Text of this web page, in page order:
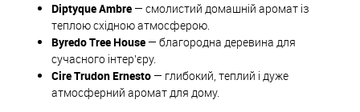
Diptyque Ambre — смолистий домашній аромат із
теплою східною атмосферою.
Byredo Tree House — благородна деревина для
сучасного інтер'єру.
Cire Trudon Ernesto — глибокий, теплий і дуже
атмосферний аромат для дому.